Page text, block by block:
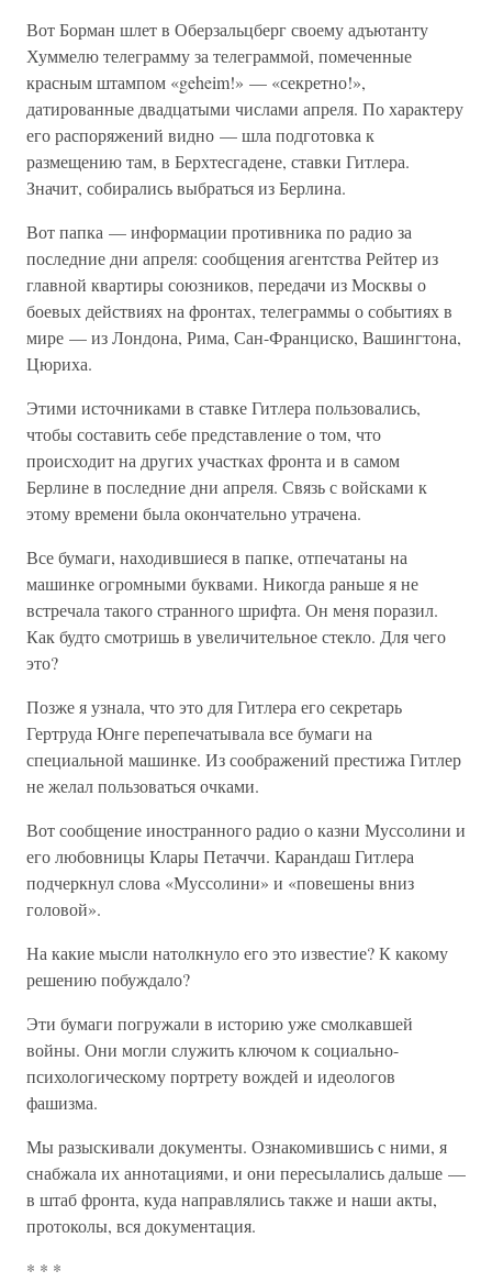
Вот Борман шлет в Оберзальцберг своему адъютанту
Хуммелю телеграмму за телеграммой, помеченные
красным штампом «geheim!» — «секретно!»,
датированные двадцатыми числами апреля. По характеру
его распоряжений видно — шла подготовка к
размещению там, в Берхтесгадене, ставки Гитлера.
Значит, собирались выбраться из Берлина.
Вот папка — информации противника по радио за
последние дни апреля: сообщения агентства Рейтер из
главной квартиры союзников, передачи из Москвы о
боевых действиях на фронтах, телеграммы о событиях в
мире — из Лондона, Рима, Сан-Франциско, Вашингтона,
Цюриха.
Этими источниками в ставке Гитлера пользовались,
чтобы составить себе представление о том, что
происходит на других участках фронта и в самом
Берлине в последние дни апреля. Связь с войсками к
этому времени была окончательно утрачена.
Все бумаги, находившиеся в папке, отпечатаны на
машинке огромными буквами. Никогда раньше я не
встречала такого странного шрифта. Он меня поразил.
Как будто смотришь в увеличительное стекло. Для чего
это?
Позже я узнала, что это для Гитлера его секретарь
Гертруда Юнге перепечатывала все бумаги на
специальной машинке. Из соображений престижа Гитлер
не желал пользоваться очками.
Вот сообщение иностранного радио о казни Муссолини и
его любовницы Клары Петаччи. Карандаш Гитлера
подчеркнул слова «Муссолини» и «повешены вниз
головой».
На какие мысли натолкнуло его это известие? К какому
решению побуждало?
Эти бумаги погружали в историю уже смолкавшей
войны. Они могли служить ключом к социально-
психологическому портрету вождей и идеологов
фашизма.
Мы разыскивали документы. Ознакомившись с ними, я
снабжала их аннотациями, и они пересылались дальше —
в штаб фронта, куда направлялись также и наши акты,
протоколы, вся документация.
* * *